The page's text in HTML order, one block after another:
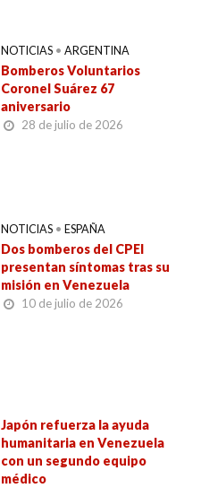
NOTICIAS • ARGENTINA
Bomberos Voluntarios
Coronel Suárez 67
aniversario
28 de julio de 2026
NOTICIAS • ESPAÑA
Dos bomberos del CPEI
presentan síntomas tras su
misión en Venezuela
10 de julio de 2026
Japón refuerza la ayuda
humanitaria en Venezuela
con un segundo equipo
médico